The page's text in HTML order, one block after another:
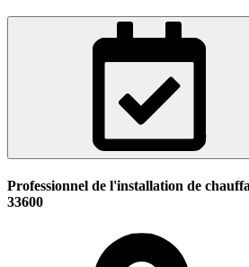
Professionnel de l'installation de
33600